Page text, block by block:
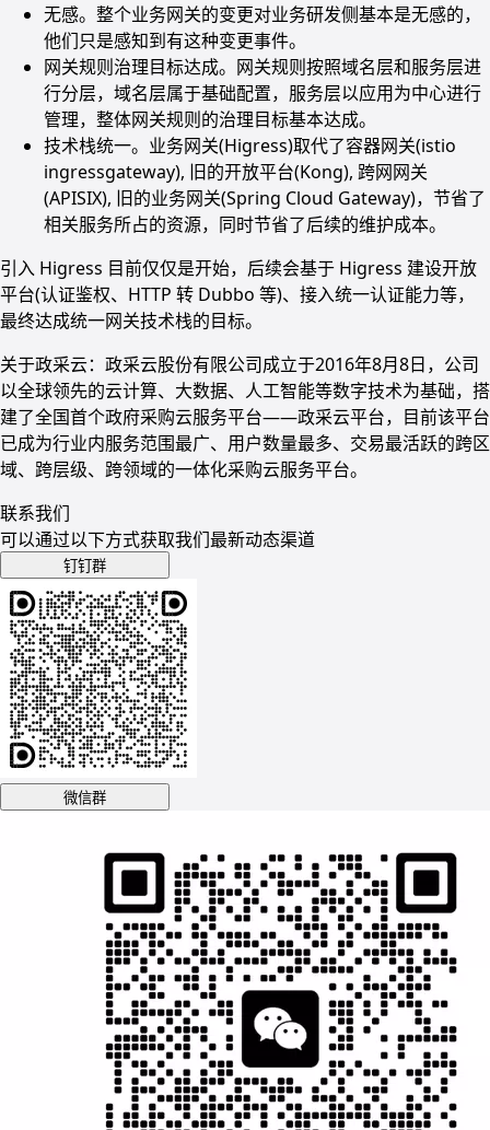
无感。整个业务网关的变更对业务研发侧基本是无感的，
他们只是感知到有这种变更事件。
网关规则治理目标达成。网关规则按照域名层和服务层进
行分层，域名层属于基础配置，服务层以应用为中心进行
管理，整体网关规则的治理目标基本达成。
技术栈统一。业务网关(Higress)取代了容器网关(istio
ingressgateway), 旧的开放平台(Kong), 跨网网关
(APISIX), 旧的业务网关(Spring Cloud Gateway)，节省了
相关服务所占的资源，同时节省了后续的维护成本。
引入 Higress 目前仅仅是开始，后续会基于 Higress 建设开放
平台(认证鉴权、HTTP 转 Dubbo 等)、接入统一认证能力等，
最终达成统一网关技术栈的目标。
关于政采云：政采云股份有限公司成立于2016年8月8日，公司
以全球领先的云计算、大数据、人工智能等数字技术为基础，搭
建了全国首个政府采购云服务平台——政采云平台，目前该平台
已成为行业内服务范围最广、用户数量最多、交易最活跃的跨区
域、跨层级、跨领域的一体化采购云服务平台。
联系我们
可以通过以下方式获取我们最新动态渠道
钉钉群
微信群